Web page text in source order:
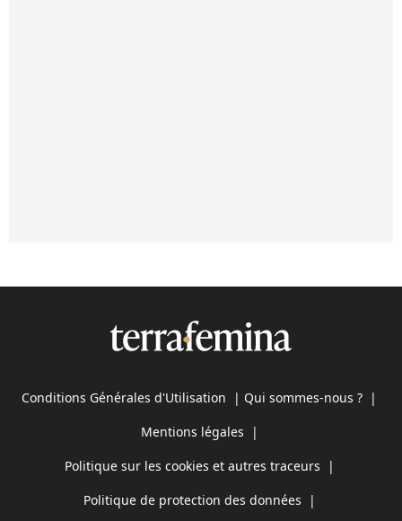
Conditions Générales d'Utilisation | Qui sommes-nous ? |
Mentions légales |
Politique sur les cookies et autres traceurs |
Politique de protection des données |